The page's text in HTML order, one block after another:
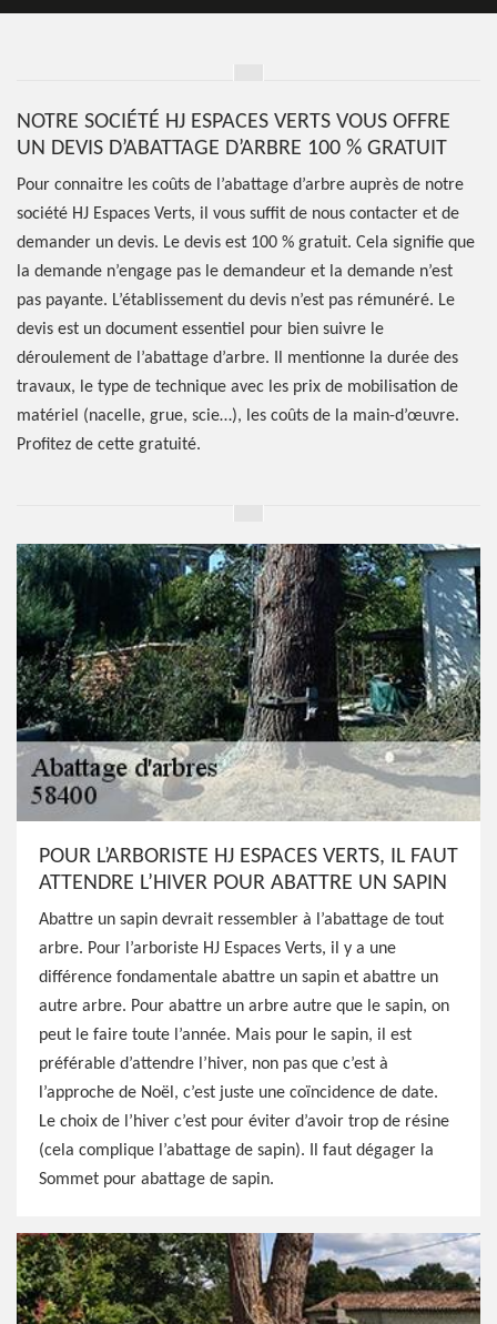
NOTRE SOCIÉTÉ HJ ESPACES VERTS VOUS OFFRE
UN DEVIS D’ABATTAGE D’ARBRE 100 % GRATUIT
Pour connaitre les coûts de l’abattage d’arbre auprès de notre
société HJ Espaces Verts, il vous suffit de nous contacter et de
demander un devis. Le devis est 100 % gratuit. Cela signifie que
la demande n’engage pas le demandeur et la demande n’est
pas payante. L’établissement du devis n’est pas rémunéré. Le
devis est un document essentiel pour bien suivre le
déroulement de l’abattage d’arbre. Il mentionne la durée des
travaux, le type de technique avec les prix de mobilisation de
matériel (nacelle, grue, scie…), les coûts de la main-d’œuvre.
Profitez de cette gratuité.
POUR L’ARBORISTE HJ ESPACES VERTS, IL FAUT
ATTENDRE L’HIVER POUR ABATTRE UN SAPIN
Abattre un sapin devrait ressembler à l’abattage de tout
arbre. Pour l’arboriste HJ Espaces Verts, il y a une
différence fondamentale abattre un sapin et abattre un
autre arbre. Pour abattre un arbre autre que le sapin, on
peut le faire toute l’année. Mais pour le sapin, il est
préférable d’attendre l’hiver, non pas que c’est à
l’approche de Noël, c’est juste une coïncidence de date.
Le choix de l’hiver c’est pour éviter d’avoir trop de résine
(cela complique l’abattage de sapin). Il faut dégager la
Sommet pour abattage de sapin.